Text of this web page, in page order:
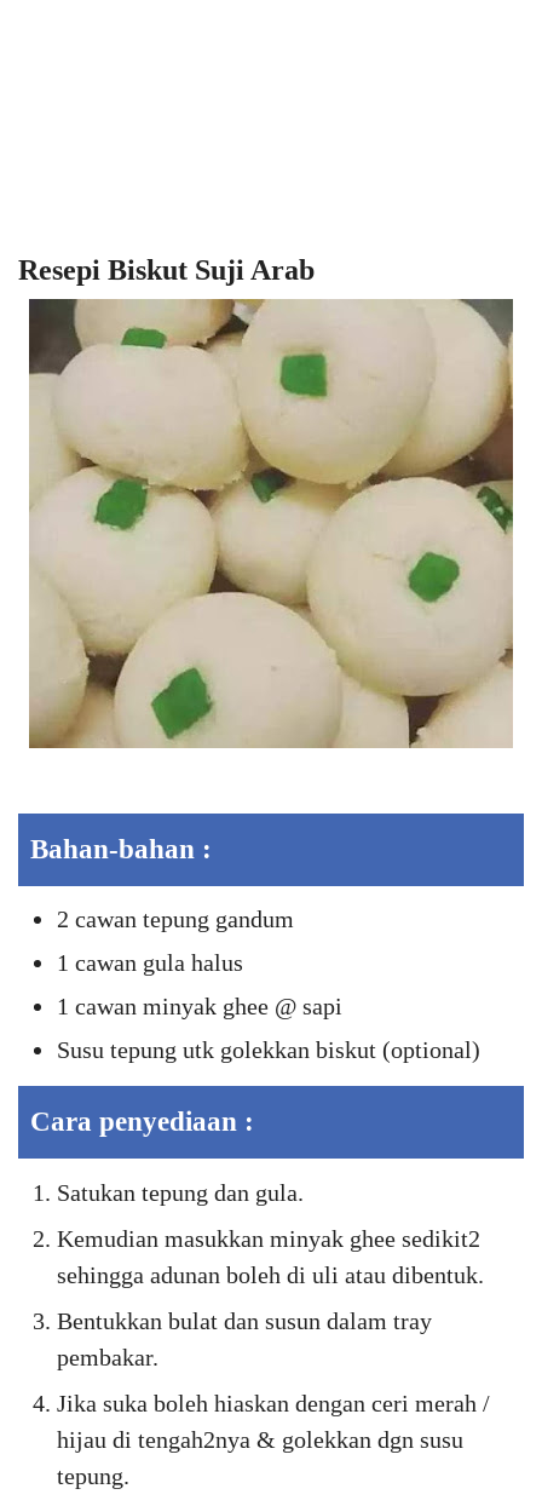
Resepi Biskut Suji Arab
Bahan-bahan :
2 cawan tepung gandum
1 cawan gula halus
1 cawan minyak ghee @ sapi
Susu tepung utk golekkan biskut (optional)
Cara penyediaan :
Satukan tepung dan gula.
Kemudian masukkan minyak ghee sedikit2
sehingga adunan boleh di uli atau dibentuk.
Bentukkan bulat dan susun dalam tray
pembakar.
Jika suka boleh hiaskan dengan ceri merah /
hijau di tengah2nya & golekkan dgn susu
tepung.